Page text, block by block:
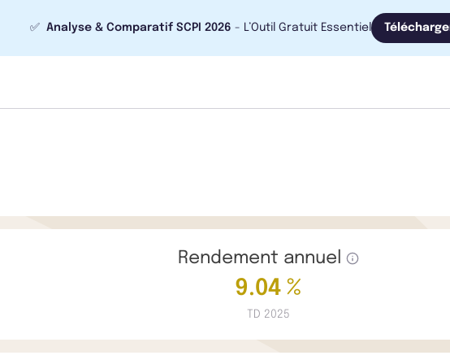
✅ Analyse & Comparatif SCPI 2026 - L’Outil Gratuit Essentiel
Rendement annuel
9.04 %
TD 2025